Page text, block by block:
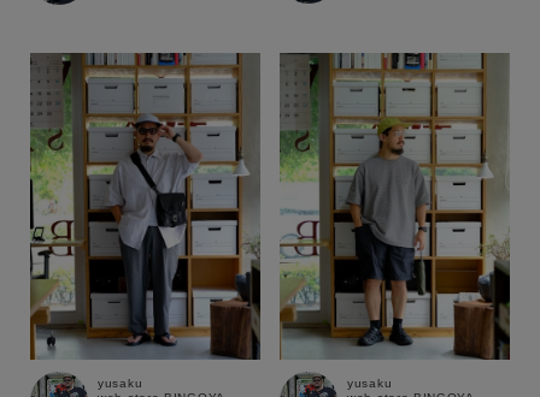
カテゴリ
サイズ
ブランド
yusaku
yusaku